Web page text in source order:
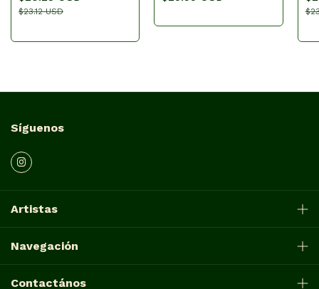
$23.12 USD
Síguenos
Artistas
Navegación
Contactános